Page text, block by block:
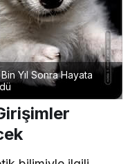
Yıl Sonra Hayata